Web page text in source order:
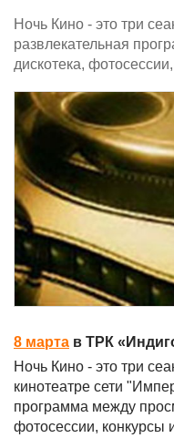
Ночь Кино - это три
развлекательная
дискотека,
8 марта в ТРК
Ночь Кино - это три
кинотеатре сети
программа между
фотосессии, конкурсы